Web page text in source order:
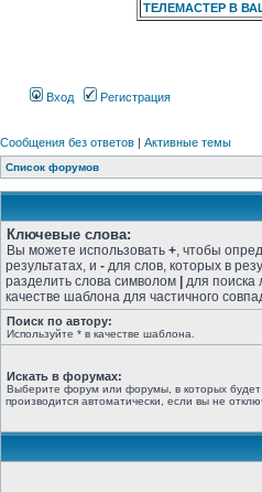
ТЕЛЕМАСТЕР В
Вход Регистрация
Сообщения без ответов | Активные темы
Список форумов
Ключевые слова:
Вы можете использовать +, чтобы
результатах, и - для слов, которых в
разделить слова символом
для поиска
качестве шаблона для частичного
Поиск по автору:
Используйте * в качестве шаблона.
Искать в форумах:
Выберите форум или форумы, в которых будет
производится автоматически, если вы не